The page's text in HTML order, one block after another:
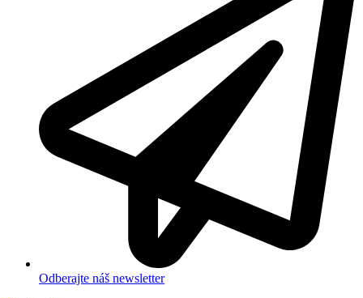
Odberajte náš newsletter